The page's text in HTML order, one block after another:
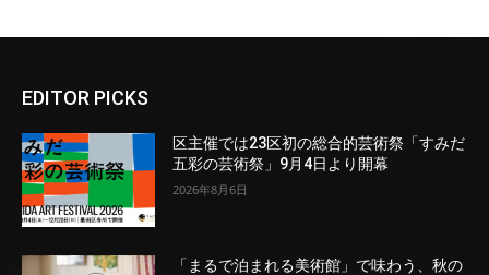
EDITOR PICKS
区主催では23区初の総合的芸術祭「すみだ
五彩の芸術祭」9月4日より開幕
2026年8月6日
「まるで泊まれる美術館」で味わう、秋の